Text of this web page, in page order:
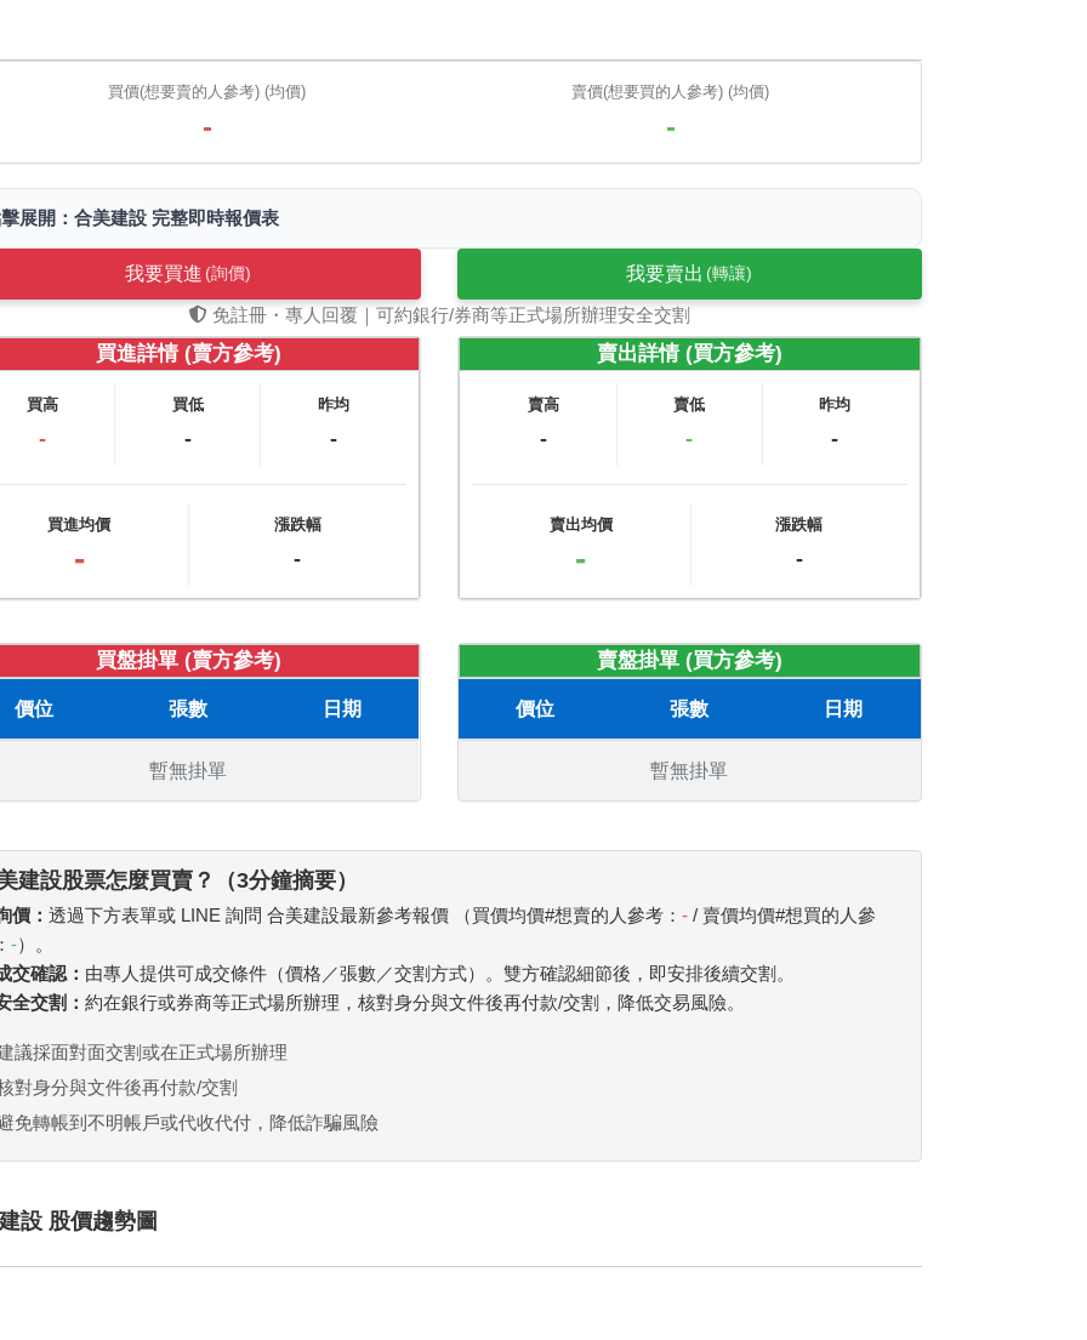
買價(想要賣的人參考) (均價)
-
賣價(想要買的人參考) (均價)
-
展開：合美建設 完整即時報價表
我要買進 (詢價) 我要賣出 (轉讓)
免註冊・專人回覆｜可約銀行/券商等正式場所辦理安全交割
買進詳情 (賣方參考)
買高
-
買低
-
昨均
-
買進均價
-
漲跌幅
-
賣出詳情 (買方參考)
賣高
-
賣低
-
昨均
-
賣出均價
-
漲跌幅
-
買盤掛單 (賣方參考)
價位 張數 日期
暫無掛單
賣盤掛單 (買方參考)
價位 張數 日期
暫無掛單
建設股票怎麼買賣？（3分鐘摘要）
價：透過下方表單或 LINE 詢問 合美建設最新參考報價 （買價均價#想賣的人參考：- / 賣價均價#想買的人參
-）。
交確認： 由專人提供可成交條件（價格／張數／交割方式）。雙方確認細節後，即安排後續交割。
全交割：約在銀行或券商等正式場所辦理，核對身分與文件後再付款/交割，降低交易風險。
議採面對面交割或在正式場所辦理
對身分與文件後再付款/交割
免轉帳到不明帳戶或代收代付，降低詐騙風險
設 股價趨勢圖